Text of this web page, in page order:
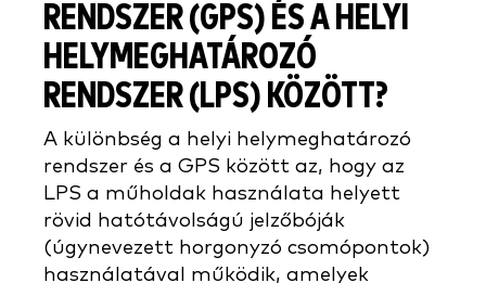
RENDSZER (GPS) ÉS A HELYI
HELYMEGHATÁROZÓ
RENDSZER (LPS) KÖZÖTT?
A különbség a helyi helymeghatározó
rendszer és a GPS között az, hogy az
LPS a műholdak használata helyett
rövid hatótávolságú jelzőbóják
(úgynevezett horgonyzó csomópontok)
használatával működik, amelyek